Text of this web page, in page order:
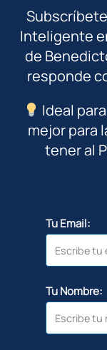
Inteligente
de
responde
Ideal
mejor para
tener al
Tu Email:
Tu Nombre: